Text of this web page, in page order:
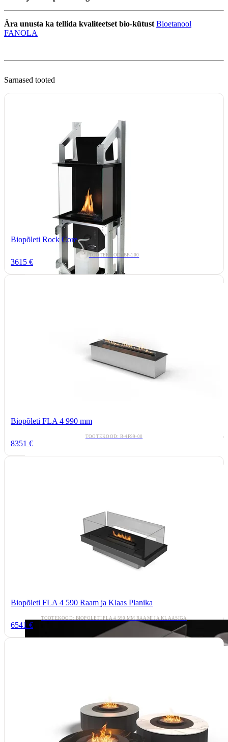
Ära unusta ka tellida kvaliteetset bio-kütust Bioetanool
FANOLA
Sarnased tooted
Biopõleti Rock Core
TOOTEKOOD: BF-100
3615 €
Biopõleti FLA 4 990 mm
TOOTEKOOD: B-4F99-00
8351 €
Biopõleti FLA 4 590 Raam ja Klaas Planika
TOOTEKOOD: BIOPÕLETI FLA 4 590 MM RAAMI JA KLAASIGA
6541 €